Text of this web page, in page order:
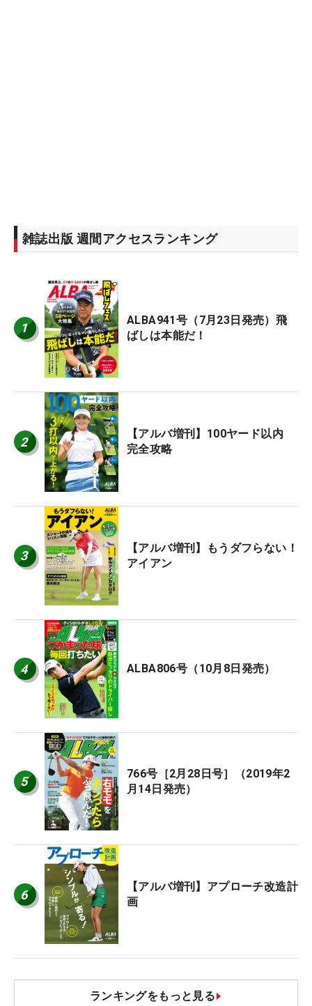
雑誌出版 週間アクセスランキング
1
ALBA941号（7月23日発売）飛
ばしは本能だ！
2
【アルバ増刊】100ヤード以内
完全攻略
3
【アルバ増刊】もうダフらない！
アイアン
4 ALBA806号（10月8日発売）
5
766号［2月28日号］（2019年2
月14日発売）
6
【アルバ増刊】アプローチ改造計
画
ランキングをもっと見る